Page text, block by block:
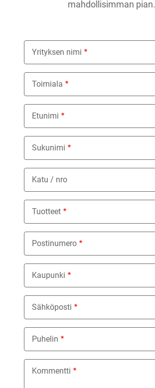
mahdollisimman pian.
Yrityksen nimi
Toimiala
Nothing selected
Etunimi
Sukunimi
Katu / nro
Tuotteet
Nothing selected
Postinumero
Kaupunki
Sähköposti
Puhelin
Kommentti